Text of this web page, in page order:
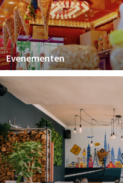
Bezienswaardigheden
Musea, theaters & podia
Uitjes & activiteiten
Natuurgebieden
Andere City Apps
Inloggen
Evenementen